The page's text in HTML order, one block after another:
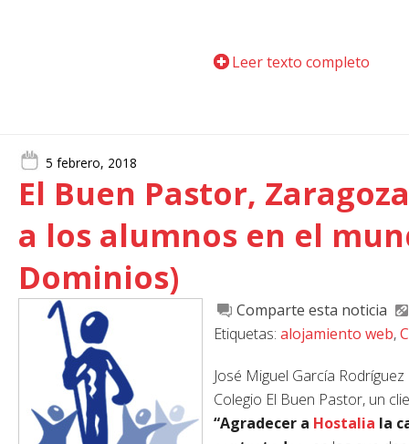
Leer texto completo
5 febrero, 2018
El Buen Pastor,
a los alumnos en el
Dominios)
Comparte esta noticia
Etiquetas: alojamiento web,
José Miguel García
Colegio El Buen Pastor, un
“Agradecer a Hostalia la